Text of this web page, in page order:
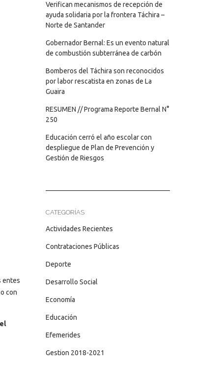
entes
con
Verifican mecanismos de recepción de
ayuda solidaria por la frontera Táchira –
Norte de Santander
Gobernador Bernal: Es un evento natural
de combustión subterránea de carbón
Bomberos del Táchira son reconocidos
por labor rescatista en zonas de La
Guaira
RESUMEN // Programa Reporte Bernal N°
250
Educación cerró el año escolar con
despliegue de Plan de Prevención y
Gestión de Riesgos
CATEGORÍAS
Actividades Recientes
Contrataciones Públicas
Deporte
Desarrollo Social
Economía
Educación
Efemerides
Gestion 2018-2021